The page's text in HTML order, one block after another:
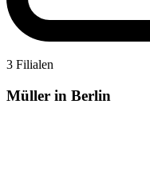
3 Filialen
Müller in Berlin